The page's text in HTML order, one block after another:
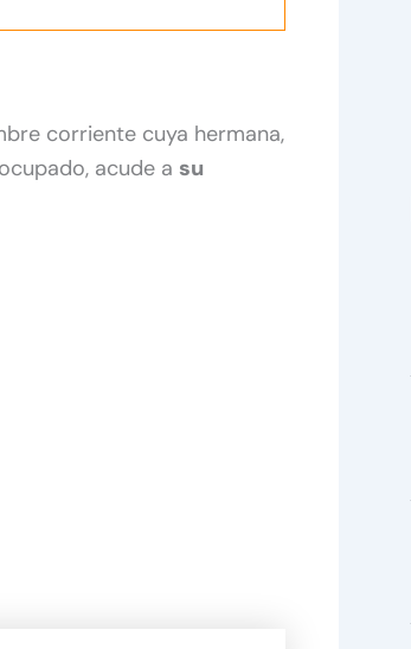
corriente cuya hermana,
acude a su